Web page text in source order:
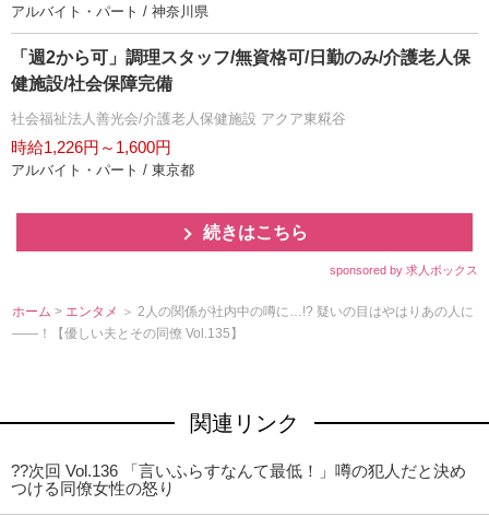
アルバイト・パート / 神奈川県
「週2から可」調理スタッフ/無資格可/日勤のみ/介護老人保
健施設/社会保障完備
社会福祉法人善光会/介護老人保健施設 アクア東糀谷
時給1,226円～1,600円
アルバイト・パート / 東京都
続きはこちら
sponsored by 求人ボックス
ホーム > エンタメ ＞ 2人の関係が社内中の噂に…!? 疑いの目はやはりあの人に
――！【優しい夫とその同僚 Vol.135】
関連リンク
??次回 Vol.136 「言いふらすなんて最低！」噂の犯人だと決め
つける同僚女性の怒り